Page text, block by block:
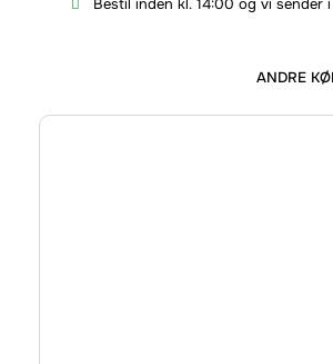
Bestil inden kl. 14:00 og vi sender
ANDRE